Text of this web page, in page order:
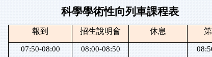
科學學術性向列車課程表
報到 招生說明會 休息
07:50-08:00 08:00-08:50